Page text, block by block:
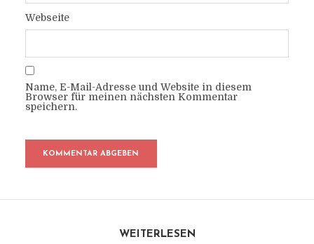
Webseite
Name, E-Mail-Adresse und Website in diesem
Browser für meinen nächsten Kommentar
speichern.
WEITERLESEN